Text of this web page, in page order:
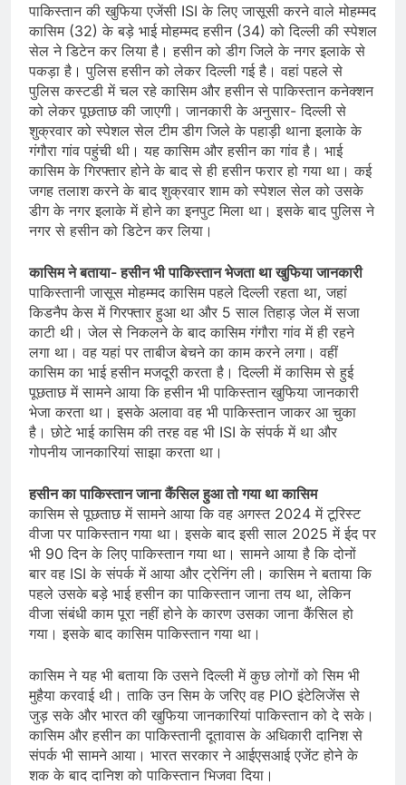
पाकिस्तान की खुफिया एजेंसी ISI के लिए जासूसी करने वाले मोहम्मद
कासिम (32) के बड़े भाई मोहम्मद हसीन (34) को दिल्ली की स्पेशल
सेल ने डिटेन कर लिया है। हसीन को डीग जिले के नगर इलाके से
पकड़ा है। पुलिस हसीन को लेकर दिल्ली गई है। वहां पहले से
पुलिस कस्टडी में चल रहे कासिम और हसीन से पाकिस्तान कनेक्शन
को लेकर पूछताछ की जाएगी। जानकारी के अनुसार- दिल्ली से
शुक्रवार को स्पेशल सेल टीम डीग जिले के पहाड़ी थाना इलाके के
गंगौरा गांव पहुंची थी। यह कासिम और हसीन का गांव है। भाई
कासिम के गिरफ्तार होने के बाद से ही हसीन फरार हो गया था। कई
जगह तलाश करने के बाद शुक्रवार शाम को स्पेशल सेल को उसके
डीग के नगर इलाके में होने का इनपुट मिला था। इसके बाद पुलिस ने
नगर से हसीन को डिटेन कर लिया।
कासिम ने बताया- हसीन भी पाकिस्तान भेजता था खुफिया जानकारी
पाकिस्तानी जासूस मोहम्मद कासिम पहले दिल्ली रहता था, जहां
किडनैप केस में गिरफ्तार हुआ था और 5 साल तिहाड़ जेल में सजा
काटी थी। जेल से निकलने के बाद कासिम गंगौरा गांव में ही रहने
लगा था। वह यहां पर ताबीज बेचने का काम करने लगा। वहीं
कासिम का भाई हसीन मजदूरी करता है। दिल्ली में कासिम से हुई
पूछताछ में सामने आया कि हसीन भी पाकिस्तान खुफिया जानकारी
भेजा करता था। इसके अलावा वह भी पाकिस्तान जाकर आ चुका
है। छोटे भाई कासिम की तरह वह भी ISI के संपर्क में था और
गोपनीय जानकारियां साझा करता था।
हसीन का पाकिस्तान जाना कैंसिल हुआ तो गया था कासिम
कासिम से पूछताछ में सामने आया कि वह अगस्त 2024 में टूरिस्ट
वीजा पर पाकिस्तान गया था। इसके बाद इसी साल 2025 में ईद पर
भी 90 दिन के लिए पाकिस्तान गया था। सामने आया है कि दोनों
बार वह ISI के संपर्क में आया और ट्रेनिंग ली। कासिम ने बताया कि
पहले उसके बड़े भाई हसीन का पाकिस्तान जाना तय था, लेकिन
वीजा संबंधी काम पूरा नहीं होने के कारण उसका जाना कैंसिल हो
गया। इसके बाद कासिम पाकिस्तान गया था।
कासिम ने यह भी बताया कि उसने दिल्ली में कुछ लोगों को सिम भी
मुहैया करवाई थी। ताकि उन सिम के जरिए वह PIO इंटेलिजेंस से
जुड़ सके और भारत की खुफिया जानकारियां पाकिस्तान को दे सके।
कासिम और हसीन का पाकिस्तानी दूतावास के अधिकारी दानिश से
संपर्क भी सामने आया। भारत सरकार ने आईएसआई एजेंट होने के
शक के बाद दानिश को पाकिस्तान भिजवा दिया।